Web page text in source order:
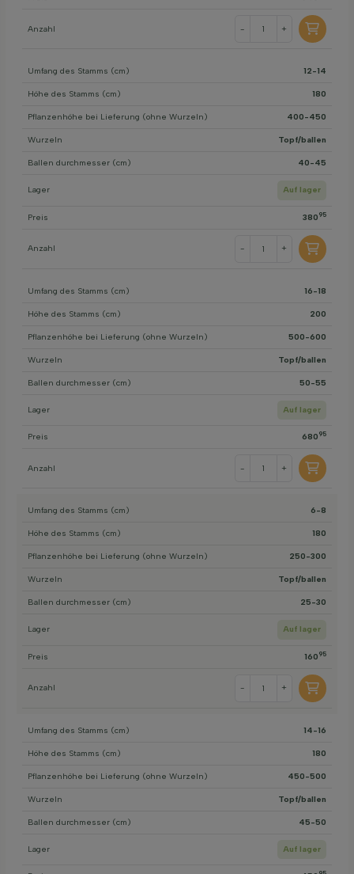
Anzahl - +
Umfang des Stamms (cm) 12-14
Höhe des Stamms (cm) 180
Pflanzenhöhe bei Lieferung (ohne Wurzeln) 400-450
Wurzeln Topf/ballen
Ballen durchmesser (cm) 40-45
Lager Auf lager
Preis 380 95
Anzahl - +
Umfang des Stamms (cm) 16-18
Höhe des Stamms (cm) 200
Pflanzenhöhe bei Lieferung (ohne Wurzeln) 500-600
Wurzeln Topf/ballen
Ballen durchmesser (cm) 50-55
Lager Auf lager
Preis 680 95
Anzahl - +
Umfang des Stamms (cm) 6-8
Höhe des Stamms (cm) 180
Pflanzenhöhe bei Lieferung (ohne Wurzeln) 250-300
Wurzeln Topf/ballen
Ballen durchmesser (cm) 25-30
Lager Auf lager
Preis 160 95
Anzahl - +
Umfang des Stamms (cm) 14-16
Höhe des Stamms (cm) 180
Pflanzenhöhe bei Lieferung (ohne Wurzeln) 450-500
Wurzeln Topf/ballen
Ballen durchmesser (cm) 45-50
Lager Auf lager